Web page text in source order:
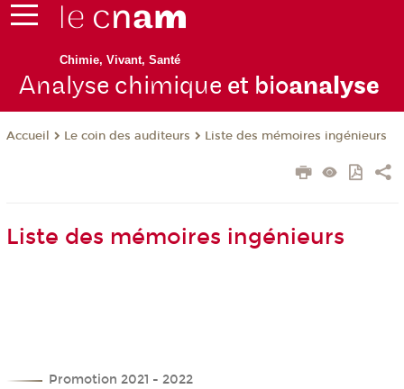
Chimie, Vivant, Santé
Analyse chimique et bioanalyse
Accueil Le coin des auditeurs Liste des mémoires ingénieurs
Liste des mémoires ingénieurs
Promotion 2021 - 2022